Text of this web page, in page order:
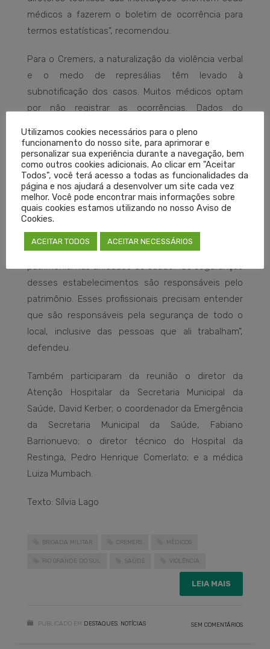
médicos a fazerem o boletim de ocorrência para
termos estatísticas”, recomendou.
Para o Cremers, a naturalização da violência verbal
e o medo de represálias têm levado à
subnotificação dos casos. Muitos médicos optam
por não registrar as ocorrências. Dados do
em 2024, foram registrados 4.562 boletins de
ocorrência por agressões a médicos no Brasil, o
que representa uma média de 12 profissionais
atacados a cada dia.
Ana Paula Freitas, presidente da Abramede-RS,
destacou uma perspectiva fundamental sobre
prevenção e o papel das equipes de segurança
desses estabelecimentos são responsáveis pelo
patrimônio. Esses profissionais precisam entender
que são responsáveis pela segurança de todo o
local, inclusive das pessoas que ali trabalham”,
defendeu.
Também participaram da reunião o diretor da
Atenção Hospitalar da Secretaria Municipal da
Saúde, David Kerber; o coordenador da Emergência
da Secretaria Municipal da Saúde, Fabiano
Barrionuevo; o diretor técnico do Hospital da
Restinga, Pedro Henrique Comerlato; e a médica
Luiza Mumbach.
Texto: Sílvia Lago
BRIGADA MILITAR CREMERS MÉDICOS
RIO GRANDE DO SUL SAÚDE VIOLÊNCIA
LEIA MAIS
PUBLICADO EM DESTAQUES NOTÍCIAS SEM COMENTÁRIOS
Utilizamos cookies necessários para o pleno
funcionamento do nosso site, para aprimorar e
personalizar sua experiência durante a navegação, bem
como outros cookies adicionais. Ao clicar em "Aceitar
Todos", você terá acesso a todas as funcionalidades da
página e nos ajudará a desenvolver um site cada vez
melhor. Você pode encontrar mais informações sobre
quais cookies estamos utilizando no nosso Aviso de
Cookies.
ACEITAR TODOS ACEITAR NECESSÁRIOS